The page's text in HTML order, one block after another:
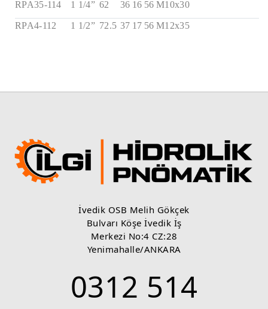
RPA35-114 1 1/4” 62 36 16 56 M10x30
RPA4-112 1 1/2” 72.5 37 17 56 M12x35
İvedik OSB Melih Gökçek
Bulvarı Köşe İvedik İş
Merkezi No:4 CZ:28
Yenimahalle/ANKARA
0312 514